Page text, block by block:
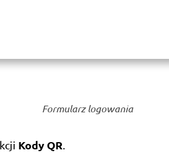
Formularz logowania
Kody QR.